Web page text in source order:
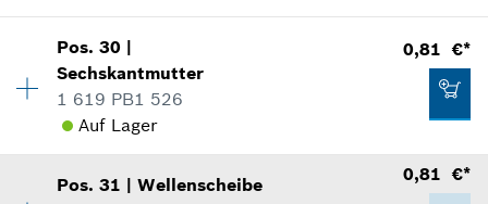
0,81 €*
*Alle Preise inkl. Mehrwertsteuer zzgl.
Versandkosten
IN DEN WARENKORB
Preisgruppe
Ersatzteilinformationen
Verwendungsnachweis
Pos.30 |
Sechskantmutter
1 619 PB1 526
Auf Lager
0,81 €*
Verfügbarkeit 1
Pos.31 |Wellenscheibe
0,81 €*